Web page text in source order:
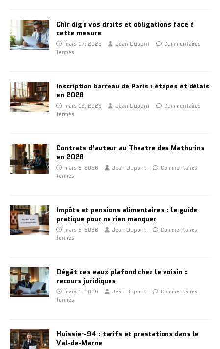
Chir dig : vos droits et obligations face à
cette mesure
mars 17, 2026 Jean Dupont
Commentaires
fermés
Inscription barreau de Paris : étapes et délais
en 2026
mars 13, 2026 Jean Dupont
Commentaires
fermés
Contrats d’auteur au Theatre des Mathurins
en 2026
mars 9, 2026 Jean Dupont
Commentaires
fermés
Impôts et pensions alimentaires : le guide
pratique pour ne rien manquer
mars 5, 2026 Jean Dupont
Commentaires
fermés
Dégât des eaux plafond chez le voisin :
recours juridiques
mars 1, 2026 Jean Dupont
Commentaires
fermés
Huissier-94 : tarifs et prestations dans le
Val-de-Marne